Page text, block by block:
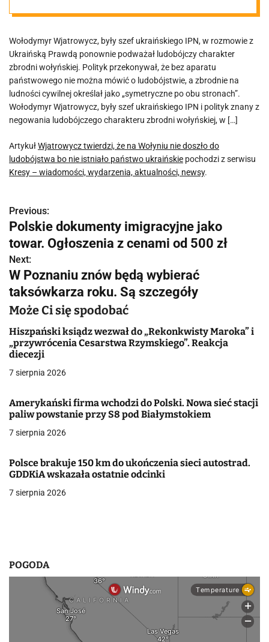
ludobójstwa bo
nie istniało
państwo
ukraińskie
Wołodymyr Wjatrowycz, były szef ukraińskiego IPN, w rozmowie z
Ukraińską Prawdą ponownie podważał ludobójczy charakter
zbrodni wołyńskiej. Polityk przekonywał, że bez aparatu
państwowego nie można mówić o ludobójstwie, a zbrodnie na
ludności cywilnej określał jako „symetryczne po obu stronach”.
Wołodymyr Wjatrowycz, były szef ukraińskiego IPN i polityk znany z
negowania ludobójczego charakteru zbrodni wołyńskiej, w […]
ArtykułWjatrowycz twierdzi, że na Wołyniu nie doszło do
ludobójstwa bo nie istniało państwo ukraińskie pochodzi z serwisu
Kresy – wiadomości, wydarzenia, aktualności, newsy.
N
a
w
i
g
a
c
j
a
w
i
s
Previous:
Polskie dokumenty imigracyjne jako
towar. Ogłoszenia z cenami od 500 zł
Next:
W Poznaniu znów będą wybierać
taksówkarza roku. Są szczegóły
Może Ci się spodobać
Hiszpański ksiądz wezwał do „Rekonkwisty Maroka” i
„przywrócenia Cesarstwa Rzymskiego”. Reakcja
diecezji
7 sierpnia 2026
Amerykański firma wchodzi do Polski. Nowa sieć stacji
paliw powstanie przy S8 pod Białymstokiem
7 sierpnia 2026
Polsce brakuje 150 km do ukończenia sieci autostrad.
GDDKiA wskazała ostatnie odcinki
7 sierpnia 2026
POGODA